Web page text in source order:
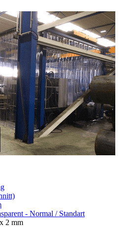
- Normal / Standart
2 mm